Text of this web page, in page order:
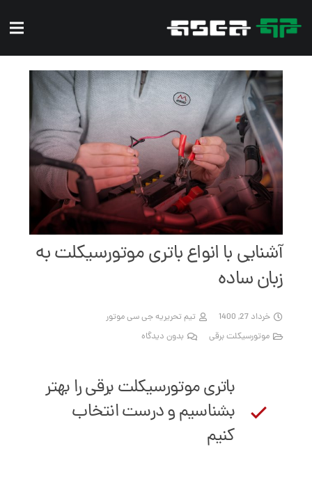
آشنایی با انواع باتری موتورسیکلت به
زبان ساده
خرداد 27, 1400
تیم تحریریه جی سی موتور
موتورسیکلت برقی
بدون دیدگاه
باتری موتورسیکلت برقی را بهتر
بشناسیم و درست انتخاب
کنیم